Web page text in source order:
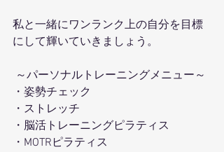
私と一緒にワンランク上の自分を目標
にして輝いていきましょう。
～パーソナルトレーニングメニュー～
・姿勢チェック
・ストレッチ
・脳活トレーニングピラティス
・MOTRピラティス